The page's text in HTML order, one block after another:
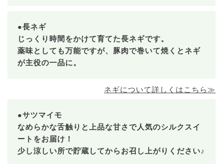
●長ネギ
じっくり時間をかけて育てた長ネギです。
薬味としても万能ですが、豚肉で巻いて焼くとネギ
が主役の一品に。
ネギについて詳しくはこちら≫
●サツマイモ
なめらかな舌触りと上品な甘さで人気のシルクスイ
ートをお届け！
少し涼しい所で貯蔵してからお召し上がりください♪